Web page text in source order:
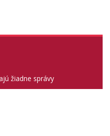
žiadne správy